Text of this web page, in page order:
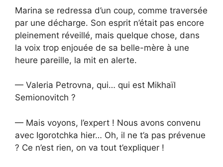
Marina se redressa d’un coup, comme traversée
par une décharge. Son esprit n’était pas encore
pleinement réveillé, mais quelque chose, dans
la voix trop enjouée de sa belle-mère à une
heure pareille, la mit en alerte.
— Valeria Petrovna, qui… qui est Mikhaïl
Semionovitch ?
— Mais voyons, l’expert ! Nous avons convenu
avec Igorotchka hier… Oh, il ne t’a pas prévenue
? Ce n’est rien, on va tout t’expliquer !